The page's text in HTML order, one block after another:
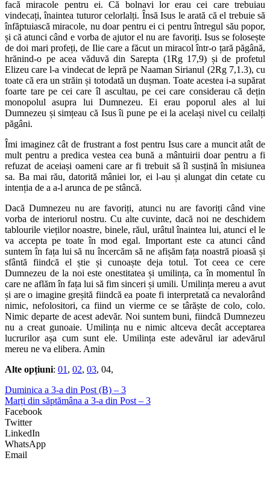
facă miracole pentru ei. Că bolnavi lor erau cei care trebuiau
vindecați, înaintea tuturor celorlalți. Însă Isus le arată că el trebuie să
înfăptuiască miracole, nu doar pentru ei ci pentru întregul său popor,
și că atunci când e vorba de ajutor el nu are favoriți. Isus se folosește
de doi mari profeți, de Ilie care a făcut un miracol într-o țară păgână,
hrănind-o pe acea văduvă din Sarepta (1Rg 17,9) și de profetul
Elizeu care l-a vindecat de lepră pe Naaman Sirianul (2Rg 7,1.3), cu
toate că era un străin și totodată un dușman. Toate acestea i-a supărat
foarte tare pe cei care îl ascultau, pe cei care considerau că dețin
monopolul asupra lui Dumnezeu. Ei erau poporul ales al lui
Dumnezeu și simțeau că Isus îi pune pe ei la același nivel cu ceilalți
păgâni.
Îmi imaginez cât de frustrant a fost pentru Isus care a muncit atât de
mult pentru a predica vestea cea bună a mântuirii doar pentru a fi
refuzat de aceiași oameni care ar fi trebuit să îl susțină în misiunea
sa. Ba mai rău, datorită mâniei lor, ei l-au și alungat din cetate cu
intenția de a a-l arunca de pe stâncă.
Dacă Dumnezeu nu are favoriți, atunci nu are favoriți când vine
vorba de interiorul nostru. Cu alte cuvinte, dacă noi ne deschidem
tablourile vieților noastre, binele, răul, urâtul înaintea lui, atunci el le
va accepta pe toate în mod egal. Important este ca atunci când
suntem în fața lui să nu încercăm să ne afișăm fața noastră pioasă și
sfântă fiindcă el știe și cunoaște deja totul. Tot ceea ce cere
Dumnezeu de la noi este onestitatea și umilința, ca în momentul în
care ne aflăm în fața lui să fim sinceri și umili. Umilința mereu a avut
și are o imagine greșită fiindcă ea poate fi interpretată ca nevalorând
nimic, nefolositori, ca fiind un vierme ce se târăște de colo, colo.
Nimic departe de acest adevăr. Noi suntem buni, fiindcă Dumnezeu
nu a creat gunoaie. Umilința nu e nimic altceva decât acceptarea
lucrurilor așa cum sunt ele. Umilința este adevărul iar adevărul
mereu ne va elibera. Amin
Alte opțiuni: 01 , 02, 03, 04,
Duminica a 3-a din Post (B) – 3
Marți din săptămâna a 3-a din Post – 3
Facebook
Twitter
LinkedIn
WhatsApp
Email